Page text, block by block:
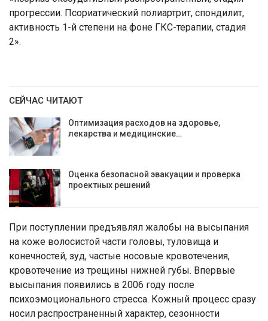
прогрессии. Псориатический полиартрит, спондилит,
активность 1-й степени на фоне ГКС-терапии, стадия
2».
СЕЙЧАС ЧИТАЮТ
Оптимизация расходов на здоровье,
лекарства и медицинские…
Оценка безопасной эвакуации и проверка
проектных решений
При поступлении предъявлял жалобы на высыпания
на коже волосистой части головы, туловища и
конечностей, зуд, частые носовые кровотечения,
кровотечение из трещины нижней губы. Впервые
высыпания появились в 2006 году после
психоэмоционального стресса. Кожный процесс сразу
носил распространенный характер, сезонности